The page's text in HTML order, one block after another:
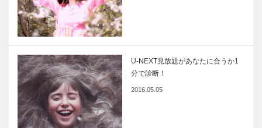
U-NEXT見放題があなたに合うか1
分で診断！
2016.05.05